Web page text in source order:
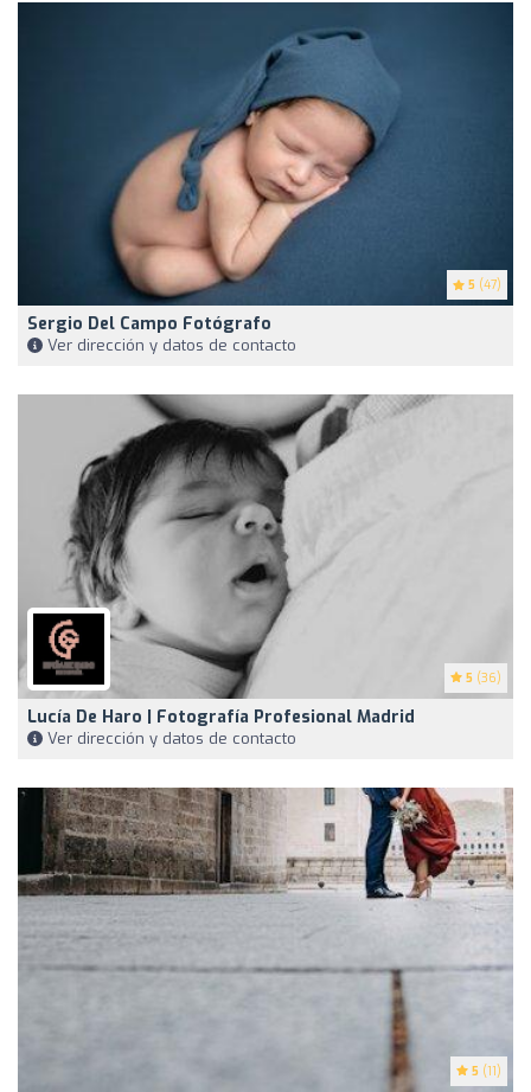
5 (47)
Sergio Del Campo Fotógrafo
Ver dirección y datos de contacto
5 (36)
Lucía De Haro | Fotografía Profesional Madrid
Ver dirección y datos de contacto
5 (11)